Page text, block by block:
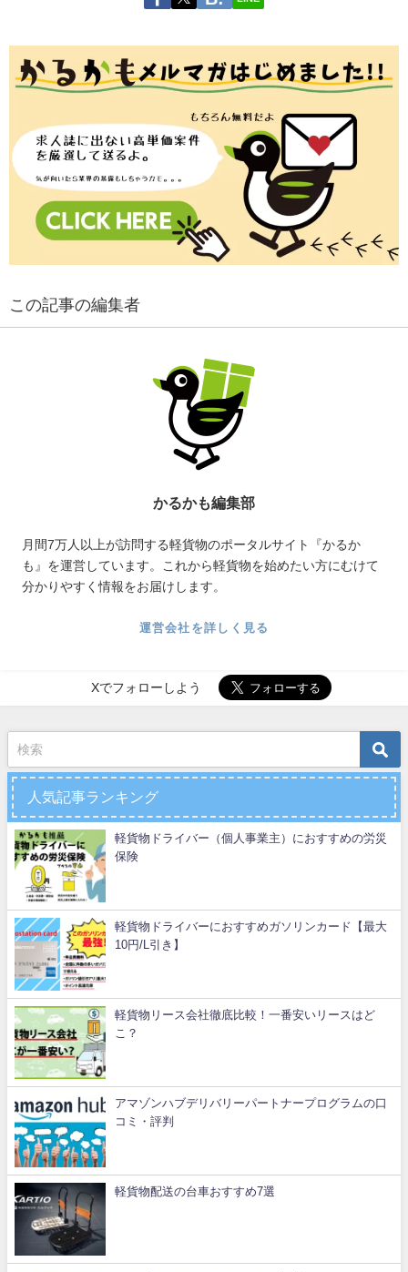
この記事の編集者
かるかも編集部
月間7万人以上が訪問する軽貨物のポータルサイト『かるか
も』を運営しています。これから軽貨物を始めたい方にむけて
分かりやすく情報をお届けします。
運営会社を詳しく見る
Xでフォローしよう
人気記事ランキング
軽貨物ドライバー（個人事業主）におすすめの労災
保険
軽貨物ドライバーにおすすめガソリンカード【最大
10円/L引き】
軽貨物リース会社徹底比較！一番安いリースはど
こ？
アマゾンハブデリバリーパートナープログラムの口
コミ・評判
軽貨物配送の台車おすすめ7選